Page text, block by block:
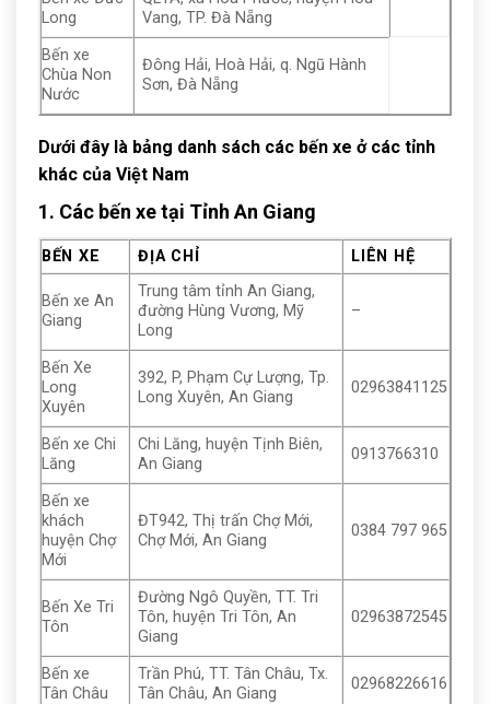
Long
Vang, TP. Đà Nẵng
Bến xe
Chùa Non
Nước
Đông Hải, Hoà Hải, q. Ngũ Hành
Sơn, Đà Nẵng
Dưới đây là bảng danh sách các bến xe ở các tỉnh
khác của Việt Nam
1. Các bến xe tại Tỉnh An Giang
BẾN XE ĐỊA CHỈ LIÊN HỆ
Bến xe An
Giang
Trung tâm tỉnh An Giang,
đường Hùng Vương, Mỹ
Long
–
Bến Xe
Long
Xuyên
392, P, Phạm Cự Lượng, Tp.
Long Xuyên, An Giang
02963841125
Bến xe Chi
Lăng
Chi Lăng, huyện Tịnh Biên,
An Giang
0913766310
Bến xe
khách
huyện Chợ
Mới
ĐT942, Thị trấn Chợ Mới,
Chợ Mới, An Giang
0384 797 965
Bến Xe Tri
Tôn
Đường Ngô Quyền, TT. Tri
Tôn, huyện Tri Tôn, An
Giang
02963872545
Bến xe
Tân Châu
Trần Phú, TT. Tân Châu, Tx.
Tân Châu, An Giang
02968226616